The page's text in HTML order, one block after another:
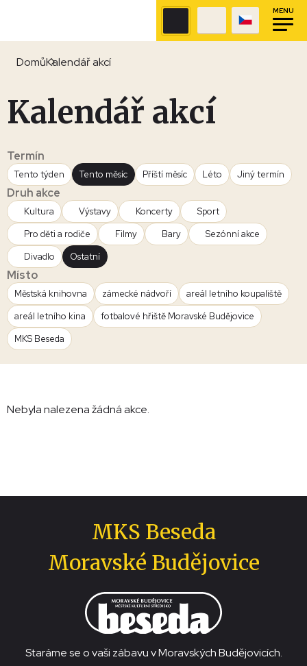
MENU
DomůKalendář akcí
Kalendář akcí
Termín
Tento týden Tento měsíc Příští měsíc Léto Jiný termín
Druh akce
Kultura Výstavy Koncerty
Sport
Pro děti a rodiče
Filmy Bary
Sezónní akce
Divadlo
Ostatní
Místo
Městská knihovna zámecké nádvoří
areál letního koupaliště
areál letního kina
fotbalové hřiště Moravské Budějovice
MKS Beseda
Nebyla nalezena žádná akce.
MKS Beseda
Moravské Budějovice
Staráme se o vaši zábavu v Moravských Budějovicích.